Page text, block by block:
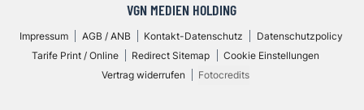
VGN MEDIEN HOLDING
Impressum AGB / ANB Kontakt-Datenschutz
Datenschutzpolicy
Tarife Print / Online
Redirect Sitemap
Cookie Einstellungen
Vertrag widerrufen
Fotocredits